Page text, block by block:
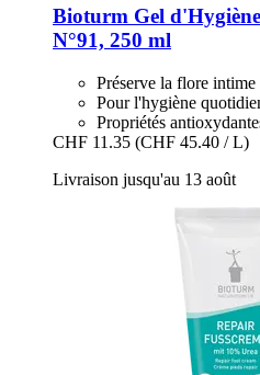
Bioturm Gel
N°91, 250 ml
Préserve la flore intime
Pour l'hygiène
Propriétés
CHF 11.35 (CHF 45.40 / L)
Livraison jusqu'au 13 août